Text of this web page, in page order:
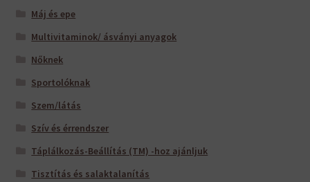
Máj és epe
Multivitaminok/ ásványi anyagok
Nőknek
Sportolóknak
Szem/látás
Szív és érrendszer
Táplálkozás-Beállítás (TM) -hoz ajánljuk
Tisztítás és salaktalanítás